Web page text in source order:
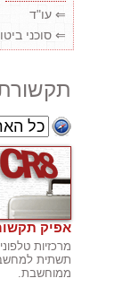
⇐ עו"ד
⇐ סוכני
אפיק
מרכזיות
ממוחשבת.